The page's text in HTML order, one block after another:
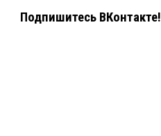
Подпишитесь ВКонтакте!